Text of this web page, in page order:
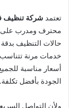
تعتمد شركة تنظيف
محترف ومدرب على
حالات التنظيف
خدمات مرنة تتناسب
أسعار مناسبة
الجودة بأفضل تكلفة.
ولأن التواصل